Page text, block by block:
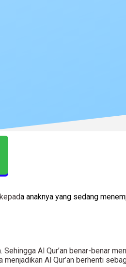
kepada anaknya yang sedang
Al Qur’an benar-benar
Al Qur’an berhenti